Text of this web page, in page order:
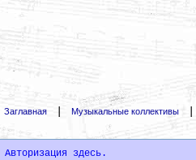
Заглавная Музыкальные коллективы
Авторизация здесь.